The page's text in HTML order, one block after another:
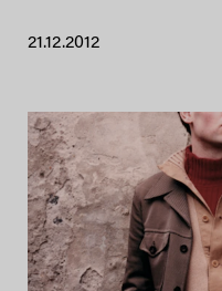
21.12.2012